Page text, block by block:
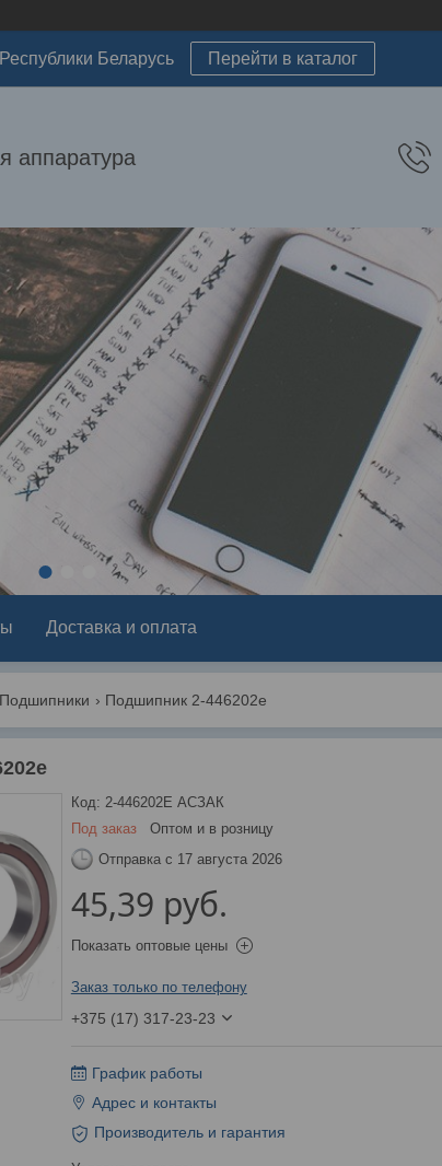
Беларусь Перейти в каталог
аппаратура
Доставка и оплата
Подшипники Подшипник 2-446202е
Под заказ Оптом и в розницу
Код: 2-446202Е АСЗАК
Отправка с 17 августа 2026
45,39 руб.
Показать оптовые цены
Заказ только по телефону
+375 (17) 317-23-23
График работы
Адрес и контакты
Производитель и гарантия